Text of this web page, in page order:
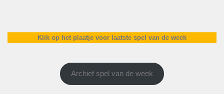
Klik op het plaatje voor laatste spel van de week
Archief spel van de week